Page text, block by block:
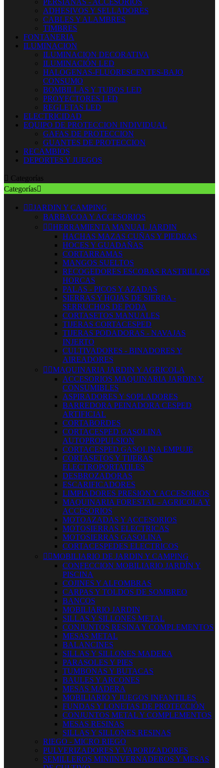
PERSIANAS - ACCESORIOS
ADHESIVOS Y SELLADORES
CABLES Y ALAMBRES
TIMBRES
FONTANERIA
ILUMINACION
ILUMINACION DECORATIVA
ILUMINACIÓN LED
HALOGENAS-FLUORESCENTES-BAJO
CONSUMO
BOMBILLAS Y TUBOS LED
PROYECTORES LED
REGLETAS LED
ELECTRICIDAD
EQUIPO DE PROTECCION INDIVIDUAL
GAFAS DE PROTECCION
GUANTES DE PROTECCION
RECAMBIOS
DEPORTES Y JUEGOS
 Categorías
Categorías
 JARDIN Y CAMPING
BARBACOA Y ACCESORIOS
 HERRAMIENTA MANUAL JARDIN
HACHAS MAZAS CUÑAS Y PIEDRAS
HOCES Y GUADAÑAS
CORTARRAMAS
MANGOS SUELTOS
RECOGEDORES ESCOBAS RASTRILLOS
HORCAS
PALAS - PICOS Y AZADAS
SIERRAS Y HOJAS DE SIERRA -
SERRUCHOS DE PODA
CORTASETOS MANUALES
TIJERAS CORTACESPED
TIJERAS PODADORAS - NAVAJAS
INJERTO
CULTIVADORES - BINADORES Y
AIREADORES
 MAQUINARIA JARDIN Y AGRICOLA
ACCESORIOS MAQUINARIA JARDIN Y
CONSUMIBLES
ASPIRADORES Y SOPLADORES
BARREDORA PEINADORA CESPED
ARTIFICIAL
CORTABORDES
CORTACESPED GASOLINA
AUTOPROPULSION
CORTACESPED GASOLINA EMPUJE
CORTASETOS Y TIJERAS
ELECTROPORTATILES
DESBROZADORAS
ESCARIFICADORES
LIMPIADORES PRESION Y ACCESORIOS
MAQUINARIA FORESTAL - AGRICOLA Y
ACCESORIOS
MOTOAZADAS Y ACCESORIOS
MOTOSIERRAS ELECTRICAS
MOTOSIERRAS GASOLINA
CORTACESPEDES ELECTRICOS
 MOBILIARIO DE JARDIN Y CAMPING
CONFECCION MOBILIARIO JARDÍN Y
PISCINA
COJINES Y ALFOMBRAS
CARPAS Y TOLDOS DE SOMBREO
BANCOS
MOBILIARIO JARDIN
SILLAS Y SILLONES METAL
CONJUNTOS RESINA Y COMPLEMENTOS
MESAS METAL
BALANCINES
SILLAS Y SILLONES MADERA
PARASOLES Y PIES
TUMBONAS Y BUTACAS
BAULES Y ARCONES
MESAS MADERA
MOBILIARIO Y JUEGOS INFANTILES
FUNDAS Y LONETAS DE PROTECCIÓN
CONJUNTOS METAL Y COMPLEMENTOS
MESAS RESINAS
SILLAS Y SILLONES RESINAS
RIEGO - MICRO RIEGO
PULVERIZADORES Y VAPORIZADORES
SEMILLEROS MINIINVERNADEROS Y MESAS